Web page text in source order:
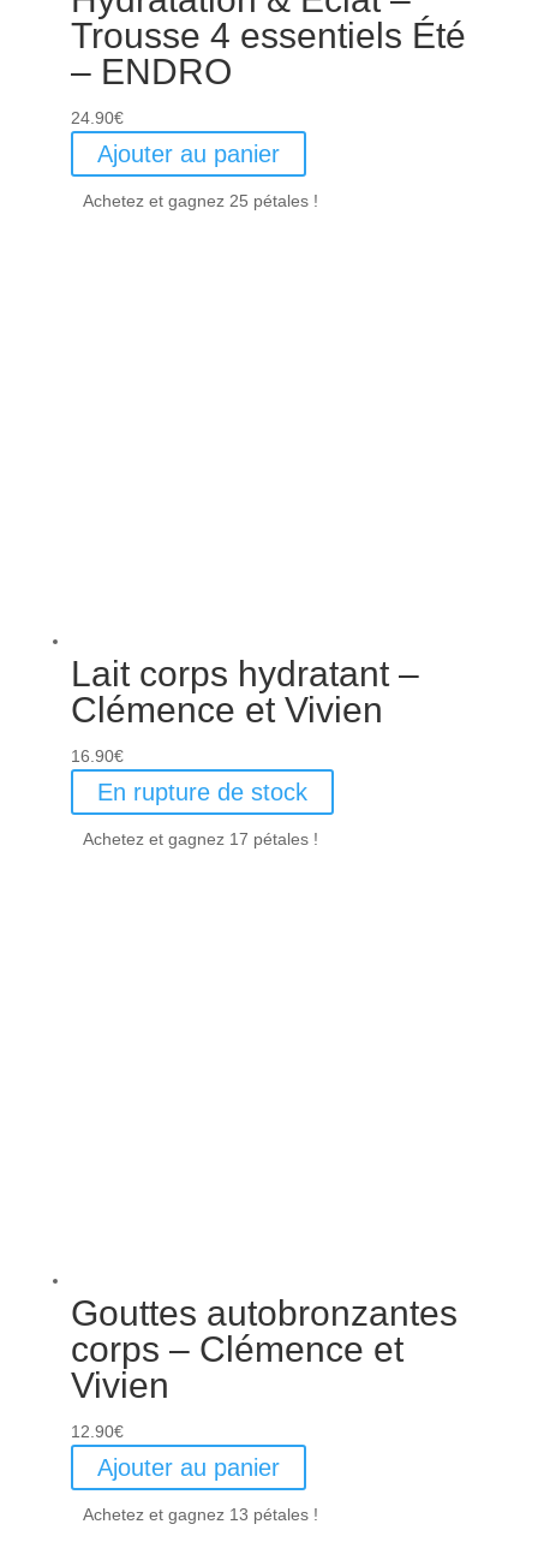
Trousse 4 essentiels Été
– ENDRO
24.90€
Ajouter au panier
Achetez et gagnez 25 pétales !
Lait corps hydratant –
Clémence et Vivien
16.90€
En rupture de stock
Achetez et gagnez 17 pétales !
Gouttes autobronzantes
corps – Clémence et
Vivien
12.90€
Ajouter au panier
Achetez et gagnez 13 pétales !